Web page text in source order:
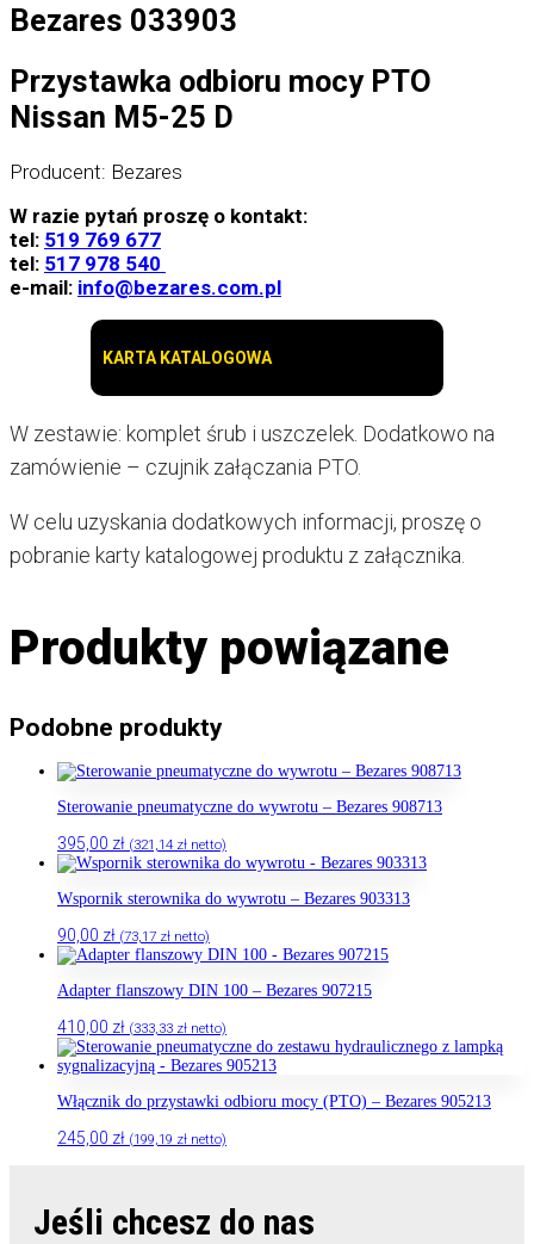
033903
Bezares 033903
Przystawka odbioru mocy PTO
Nissan M5-25 D
Producent: Bezares
W razie pytań proszę o kontakt:
tel: 519 769 677
tel: 517 978 540
e-mail: info@bezares.com.pl
KARTA KATALOGOWA
W zestawie: komplet śrub i uszczelek. Dodatkowo na
zamówienie – czujnik załączania PTO.
W celu uzyskania dodatkowych informacji, proszę o
pobranie karty katalogowej produktu z załącznika.
Produkty powiązane
Podobne produkty
Sterowanie pneumatyczne do wywrotu – Bezares 908713
395,00 zł (321,14 zł netto)
Wspornik sterownika do wywrotu – Bezares 903313
90,00 zł (73,17 zł netto)
Adapter flanszowy DIN 100 – Bezares 907215
410,00 zł (333,33 zł netto)
Włącznik do przystawki odbioru mocy (PTO) – Bezares 905213
245,00 zł (199,19 zł netto)
Jeśli chcesz do nas